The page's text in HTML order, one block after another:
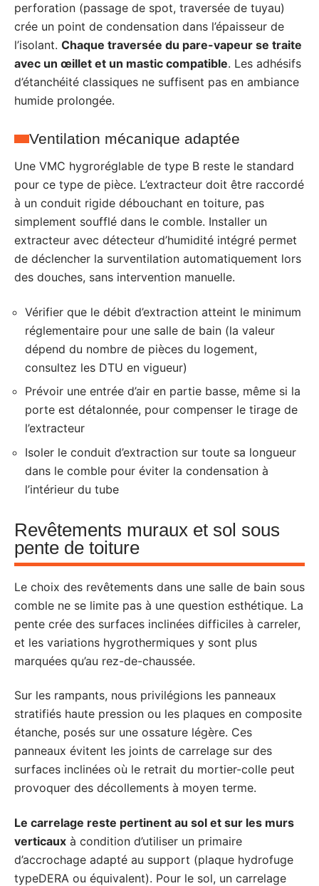
perforation (passage de spot, traversée de tuyau)
crée un point de condensation dans l’épaisseur de
l’isolant. Chaque traversée du pare-vapeur se traite
avec un œillet et un mastic compatible. Les adhésifs
d’étanchéité classiques ne suffisent pas en ambiance
humide prolongée.
Ventilation mécanique adaptée
Une VMC hygroréglable de type B reste le standard
pour ce type de pièce. L’extracteur doit être raccordé
à un conduit rigide débouchant en toiture, pas
simplement soufflé dans le comble. Installer un
extracteur avec détecteur d’humidité intégré permet
de déclencher la surventilation automatiquement lors
des douches, sans intervention manuelle.
Vérifier que le débit d’extraction atteint le minimum
réglementaire pour une salle de bain (la valeur
dépend du nombre de pièces du logement,
consultez les DTU en vigueur)
Prévoir une entrée d’air en partie basse, même si la
porte est détalonnée, pour compenser le tirage de
l’extracteur
Isoler le conduit d’extraction sur toute sa longueur
dans le comble pour éviter la condensation à
l’intérieur du tube
Revêtements muraux et sol sous
pente de toiture
Le choix des revêtements dans une salle de bain sous
comble ne se limite pas à une question esthétique. La
pente crée des surfaces inclinées difficiles à carreler,
et les variations hygrothermiques y sont plus
marquées qu’au rez-de-chaussée.
Sur les rampants, nous privilégions les panneaux
stratifiés haute pression ou les plaques en composite
étanche, posés sur une ossature légère. Ces
panneaux évitent les joints de carrelage sur des
surfaces inclinées où le retrait du mortier-colle peut
provoquer des décollements à moyen terme.
Le carrelage reste pertinent au sol et sur les murs
verticaux à condition d’utiliser un primaire
d’accrochage adapté au support (plaque hydrofuge
typeDERA ou équivalent). Pour le sol, un carrelage